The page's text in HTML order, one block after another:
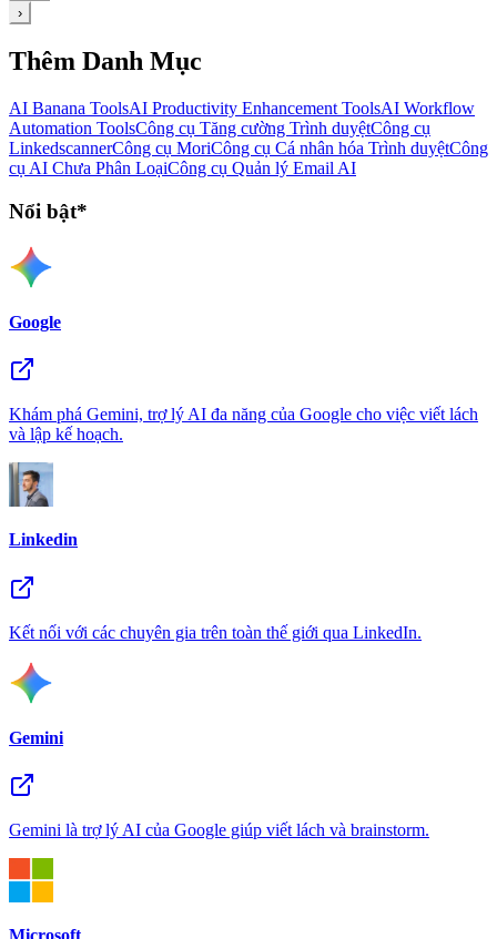
›
Thêm Danh Mục
AI Banana ToolsAI Productivity Enhancement ToolsAI Workflow
Automation ToolsCông cụ Tăng cường Trình duyệtCông cụ
LinkedscannerCông cụ MoriCông cụ Cá nhân hóa Trình duyệtCông
cụ AI Chưa Phân LoạiCông cụ Quản lý Email AI
Nổi bật*
Google
Khám phá Gemini, trợ lý AI đa năng của Google cho việc viết lách
và lập kế hoạch.
Linkedin
Kết nối với các chuyên gia trên toàn thế giới qua LinkedIn.
Gemini
Gemini là trợ lý AI của Google giúp viết lách và brainstorm.